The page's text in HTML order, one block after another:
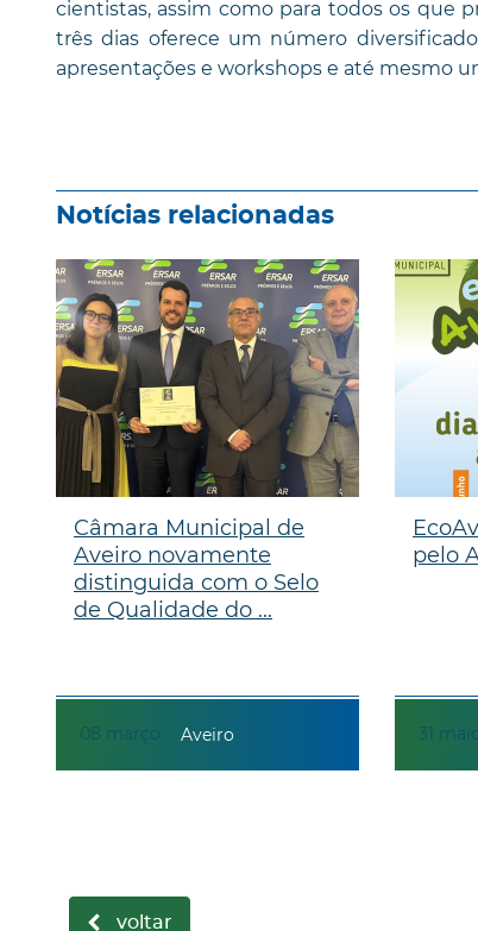
cientistas, assim como para todos os que
três dias oferece um número
apresentações e workshops e até mesmo
Notícias relacionadas
08 março
Câmara Municipal de
Aveiro novamente
distinguida com o Selo
de Qualidade do ...
Aveiro 31
pelo
voltar